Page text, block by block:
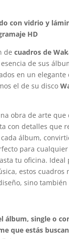
con vidrio y
HD
de cuadros de
de sus
en un elegante
el de su disco
obra de arte que
con detalles que
álbum,
para
tu oficina. Ideal
estos cuadros
sino
álbum, single o
que estás